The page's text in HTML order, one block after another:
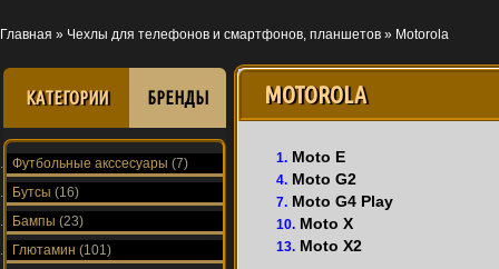
Главная » Чехлы для телефонов и смартфонов, планшетов » Motorola
КАТЕГОРИИ БРЕНДЫ
Футбольные акссесуары (7)
Бутсы (16)
Бампы (23)
Глютамин (101)
MOTOROLA
1. Moto E
4. Moto G2
7. Moto G4 Play
10. Moto X
13. Moto X2